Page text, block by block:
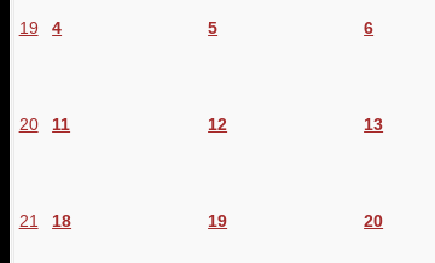
19 4 5 6
20 11 12 13
21 18 19 20